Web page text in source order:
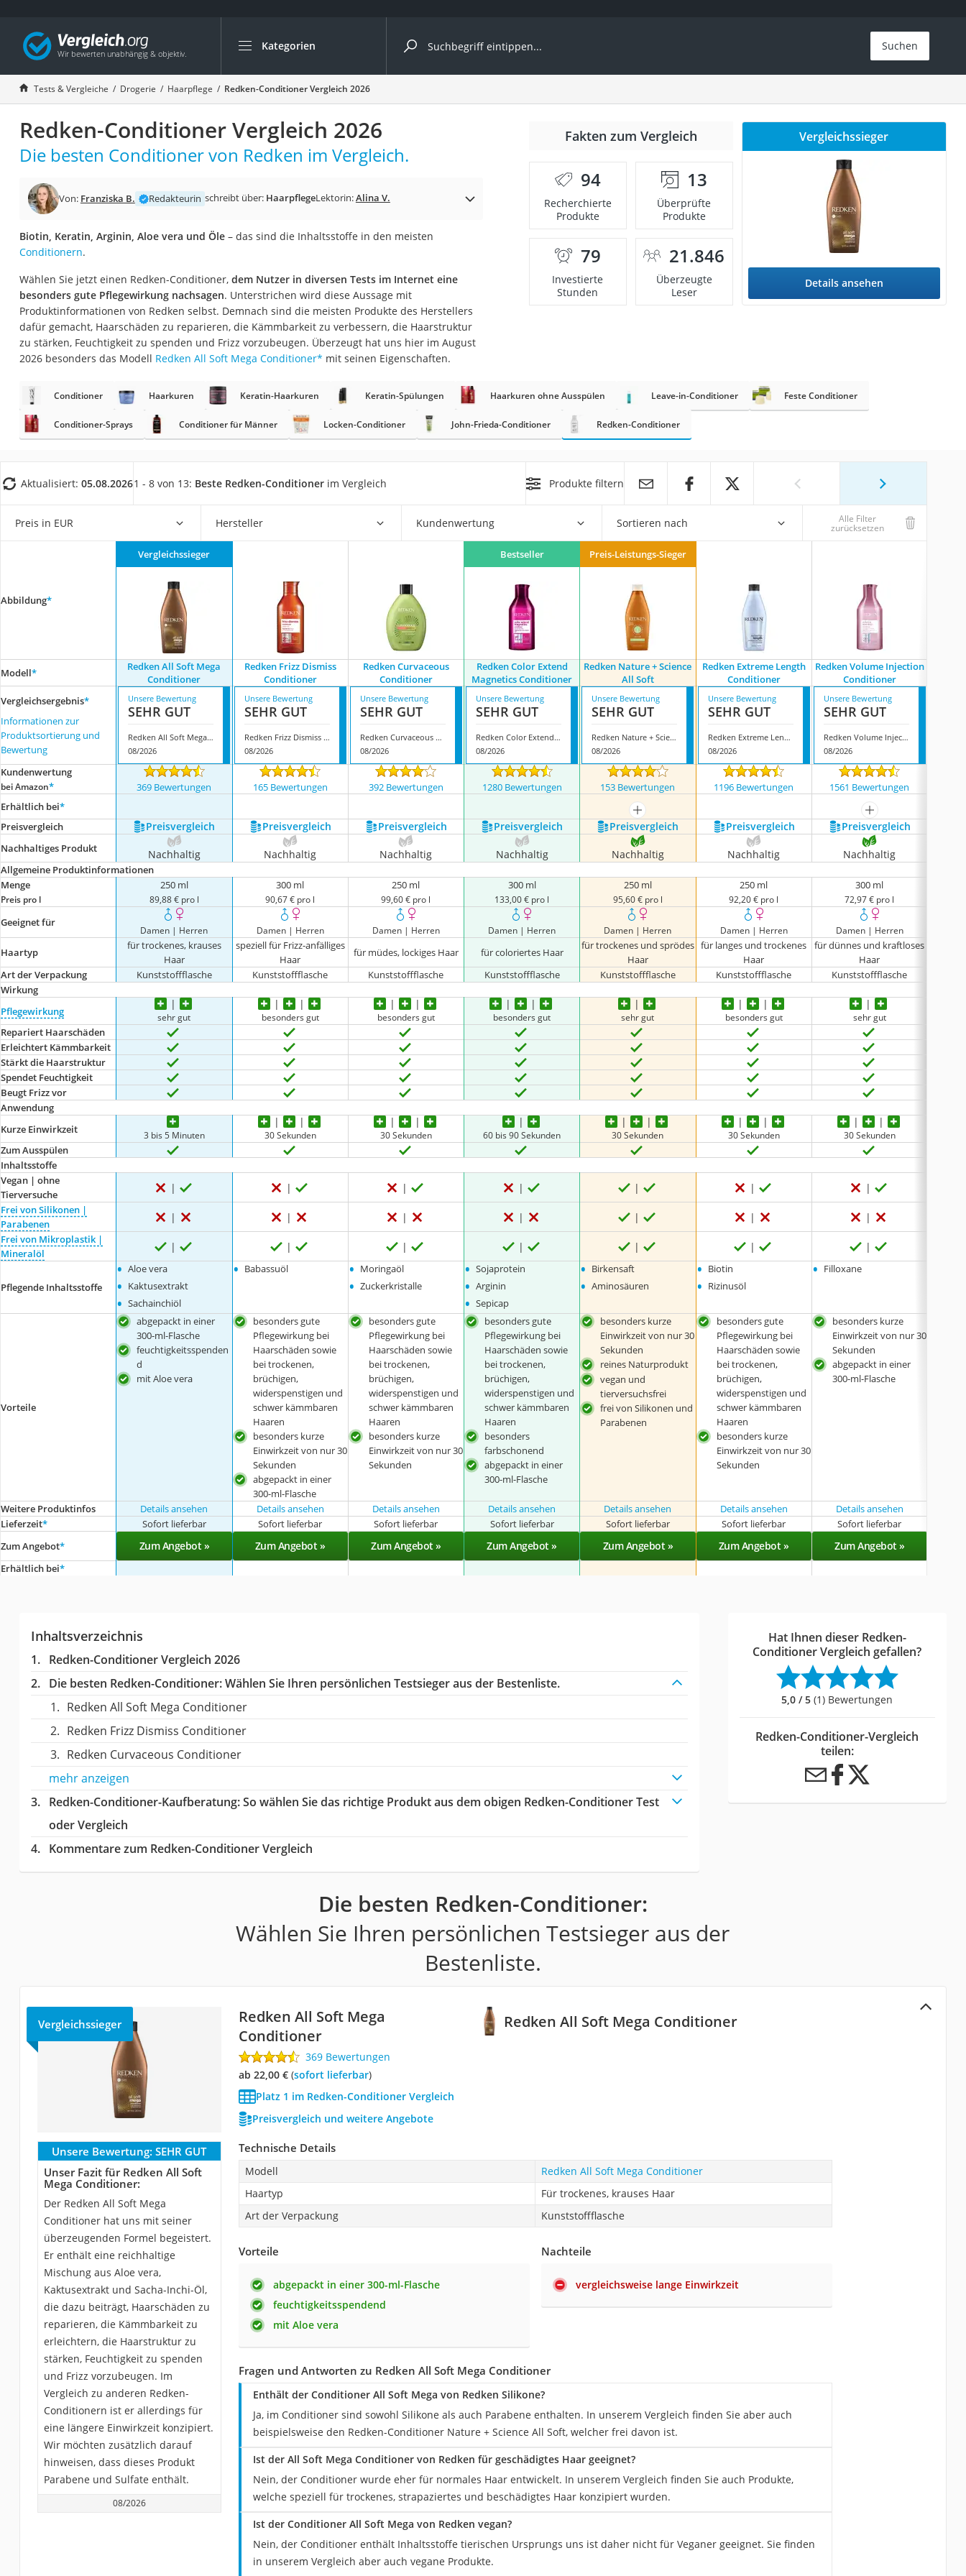
Kategorien
Die beliebtesten Vergleiche nach Kategorie
Drogerie
Inhalator
Haarschneider
Rollator
Katzenklappe (Chip)
Masturbator
Epilierer
Reisehaartrockner
Eiweißpulver
Magnesiumpräparat
Nackenmassagegerät
Zeckenschutz Katze
Mineralfutter Pferd
Massagegerät
Suchen
Tests & Vergleiche Drogerie Haarpflege Redken-Conditioner Vergleich 2026
Redken-Conditioner Vergleich 2026
Die besten Conditioner von Redken im Vergleich.
Von: Franziska B. Redakteurin schreibt über: HaarpflegeLektorin:Alina V.
Biotin, Keratin, Arginin, Aloe vera und Öle– das sind die Inhaltsstoffe in den meisten
Conditionern.
Wählen Sie jetzt einen Redken-Conditioner, dem Nutzer in diversen Tests im Internet eine
besonders gute Pflegewirkung nachsagen. Unterstrichen wird diese Aussage mit
Produktinformationen von Redken selbst. Demnach sind die meisten Produkte des Herstellers
dafür gemacht, Haarschäden zu reparieren, die Kämmbarkeit zu verbessern, die Haarstruktur
zu stärken, Feuchtigkeit zu spenden und Frizz vorzubeugen. Überzeugt hat uns hier im August
2026 besonders das Modell Redken All Soft Mega Conditioner* mit seinen Eigenschaften.
Fakten zum Vergleich
94
Recherchierte
Produkte
13
Überprüfte
Produkte
79
Investierte
Stunden
21.846
Überzeugte
Leser
Vergleichssieger
Details ansehen
Conditioner Haarkuren Keratin-Haarkuren Keratin-Spülungen Haarkuren ohne Ausspülen Leave-in-Conditioner Feste Conditioner
Conditioner-Sprays Conditioner für Männer Locken-Conditioner John-Frieda-Conditioner Redken-Conditioner
Aktualisiert: 05.08.20261 - 8 von 13: Beste Redken-Conditioner im Vergleich Produkte filtern
Preis in EUR Hersteller Kundenwertung Sortieren nach Alle Filter
zurücksetzen
Abbildung*
Vergleichssieger Bestseller Preis-Leistungs-Sieger
Modell*
Redken All Soft Mega
Conditioner
Redken Frizz Dismiss
Conditioner
Redken Curvaceous
Conditioner
Redken Color Extend
Magnetics Conditioner
Redken Nature + Science
All Soft
Redken Extreme Length
Conditioner
Redken Volume Injection
Conditioner
Vergleichsergebnis*
Informationen zur
Produktsortierung und
Bewertung
Unsere Bewertung
SEHR GUT
Redken All Soft Mega Conditioner
08/2026
Unsere Bewertung
SEHR GUT
Redken Frizz Dismiss Conditioner
08/2026
Unsere Bewertung
SEHR GUT
Redken Curvaceous Conditioner
08/2026
Unsere Bewertung
SEHR GUT
Redken Color Extend Magnetics Conditioner
08/2026
Unsere Bewertung
SEHR GUT
Redken Nature + Science All Soft
08/2026
Unsere Bewertung
SEHR GUT
Redken Extreme Length Conditioner
08/2026
Unsere Bewertung
SEHR GUT
Redken Volume Injection Conditioner
08/2026
Kundenwertung
bei Amazon* 369 Bewertungen 165 Bewertungen 392 Bewertungen 1280 Bewertungen 153 Bewertungen 1196 Bewertungen 1561 Bewertungen
Erhältlich bei*
mehr anzeigen
mehr anzeigen
Preis­vergleich
Preis­vergleich Preis­vergleich Preis­vergleich Preis­vergleich Preis­vergleich Preis­vergleich Preis­vergleich
Nachhaltiges Produkt Nachhaltig Nachhaltig Nachhaltig Nachhaltig Nachhaltig Nachhaltig Nachhaltig
Allgemeine Produktinformationen
Menge
Preis pro l
250 ml
89,88 € pro l
300 ml
90,67 € pro l
250 ml
99,60 € pro l
300 ml
133,00 € pro l
250 ml
95,60 € pro l
250 ml
92,20 € pro l
300 ml
72,97 € pro l
Geeignet für
Damen | Herren Damen | Herren Damen | Herren Damen | Herren Damen | Herren Damen | Herren Damen | Herren
Haartyp
für trockenes, krauses
Haar
speziell für Frizz-anfälliges
Haar
für müdes, lockiges Haar für coloriertes Haar
für trockenes und sprödes
Haar
für langes und trockenes
Haar
für dünnes und kraftloses
Haar
Art der Verpackung
Kunststoffflasche Kunststoffflasche Kunststoffflasche Kunststoffflasche Kunststoffflasche Kunststoffflasche Kunststoffflasche
Wirkung
Pflegewirkung
sehr gut besonders gut besonders gut besonders gut sehr gut besonders gut sehr gut
Repariert Haarschäden
Erleichtert Kämmbarkeit
Stärkt die Haarstruktur
Spendet Feuchtigkeit
Beugt Frizz vor
Anwendung
Kurze Einwirkzeit
3 bis 5 Minuten 30 Sekunden 30 Sekunden 60 bis 90 Sekunden 30 Sekunden 30 Sekunden 30 Sekunden
Zum Ausspülen
Inhaltsstoffe
Vegan | ohne
Tierversuche
Frei von Silikonen |
Parabenen
Frei von Mikroplastik |
Mineralöl
Pflegende Inhaltsstoffe
• Aloe vera
• Kaktusextrakt
• Sachainchiöl
• Babassuöl • Moringaöl
• Zuckerkristalle
• Sojaprotein
• Arginin
• Sepicap
• Birkensaft
• Aminosäuren
• Biotin
• Rizinusöl
• Filloxane
Vorteile
abgepackt in einer
300-ml-Flasche
feuchtigkeitsspenden
d
mit Aloe vera
besonders gute
Pflegewirkung bei
Haarschäden sowie
bei trockenen,
brüchigen,
widerspenstigen und
schwer kämmbaren
Haaren
besonders kurze
Einwirkzeit von nur 30
Sekunden
abgepackt in einer
300-ml-Flasche
besonders gute
Pflegewirkung bei
Haarschäden sowie
bei trockenen,
brüchigen,
widerspenstigen und
schwer kämmbaren
Haaren
besonders kurze
Einwirkzeit von nur 30
Sekunden
besonders gute
Pflegewirkung bei
Haarschäden sowie
bei trockenen,
brüchigen,
widerspenstigen und
schwer kämmbaren
Haaren
besonders
farbschonend
abgepackt in einer
300-ml-Flasche
besonders kurze
Einwirkzeit von nur 30
Sekunden
reines Naturprodukt
vegan und
tierversuchsfrei
frei von Silikonen und
Parabenen
besonders gute
Pflegewirkung bei
Haarschäden sowie
bei trockenen,
brüchigen,
widerspenstigen und
schwer kämmbaren
Haaren
besonders kurze
Einwirkzeit von nur 30
Sekunden
besonders kurze
Einwirkzeit von nur 30
Sekunden
abgepackt in einer
300-ml-Flasche
Weitere Produktinfos Details ansehen Details ansehen Details ansehen Details ansehen Details ansehen Details ansehen Details ansehen
Lieferzeit* Sofort lieferbar Sofort lieferbar Sofort lieferbar Sofort lieferbar Sofort lieferbar Sofort lieferbar Sofort lieferbar
Zum Angebot* Zum Angebot » Zum Angebot » Zum Angebot » Zum Angebot » Zum Angebot » Zum Angebot » Zum Angebot »
Erhältlich bei*
Inhaltsverzeichnis
Redken-Conditioner Vergleich 2026
Die besten Redken-Conditioner:Wählen Sie Ihren persönlichen Testsieger aus der Bestenliste.
Redken All Soft Mega Conditioner
Redken Frizz Dismiss Conditioner
Redken Curvaceous Conditioner
mehr anzeigen
Redken-Conditioner-Kaufberatung: So wählen Sie das richtige Produkt aus dem obigen Redken-Conditioner Test
oder Vergleich
Kommentare zum Redken-Conditioner Vergleich
Hat Ihnen dieser Redken-
Conditioner Vergleich gefallen?
5,0 / 5 (1) Bewertungen
Redken-Conditioner-Vergleich
teilen:
Die besten Redken-Conditioner:
Wählen Sie Ihren persönlichen Testsieger aus der
Bestenliste.
Redken All Soft Mega Conditioner
Vergleichssieger
Redken All Soft Mega
Conditioner
369 Bewertungen
ab 22,00 €( Sofort lieferbar)
Platz 1 im Redken-Conditioner Vergleich
Preisvergleich und weitere Angebote
Unsere Bewertung: SEHR GUT
Unser Fazit für Redken All Soft
Mega Conditioner:
Der Redken All Soft Mega
Conditioner hat uns mit seiner
überzeugenden Formel begeistert.
Er enthält eine reichhaltige
Mischung aus Aloe vera,
Kaktusextrakt und Sacha-Inchi-Öl,
die dazu beiträgt, Haarschäden zu
reparieren, die Kämmbarkeit zu
erleichtern, die Haarstruktur zu
stärken, Feuchtigkeit zu spenden
und Frizz vorzubeugen. Im
Vergleich zu anderen Redken-
Conditionern ist er allerdings für
eine längere Einwirkzeit konzipiert.
Wir möchten zusätzlich darauf
hinweisen, dass dieses Produkt
Parabene und Sulfate enthält.
08/2026
Technische Details
Modell
Redken All Soft Mega Conditioner
Haartyp
Für trockenes, krauses Haar
Art der Verpackung
Kunststoffflasche
Vorteile
abgepackt in einer 300-ml-Flasche
feuchtigkeitsspendend
mit Aloe vera
Nachteile
vergleichsweise lange Einwirkzeit
Fragen und Antworten zu Redken All Soft Mega Conditioner
Enthält der Conditioner All Soft Mega von Redken Silikone?
Ja, im Conditioner sind sowohl Silikone als auch Parabene enthalten. In unserem Vergleich finden Sie aber auch
beispielsweise den Redken-Conditioner Nature + Science All Soft, welcher frei davon ist.
Ist der All Soft Mega Conditioner von Redken für geschädigtes Haar geeignet?
Nein, der Conditioner wurde eher für normales Haar entwickelt. In unserem Vergleich finden Sie auch Produkte,
welche speziell für trockenes, strapaziertes und beschädigtes Haar konzipiert wurden.
Ist der Conditioner All Soft Mega von Redken vegan?
Nein, der Conditioner enthält Inhaltsstoffe tierischen Ursprungs uns ist daher nicht für Veganer geeignet. Sie finden
in unserem Vergleich aber auch vegane Produkte.